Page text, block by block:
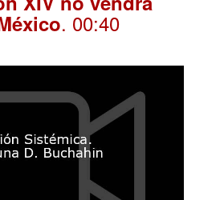
. 00:40